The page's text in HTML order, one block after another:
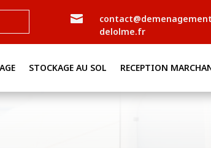

delolme.fr
STOCKAGE AU SOL RECEPTION